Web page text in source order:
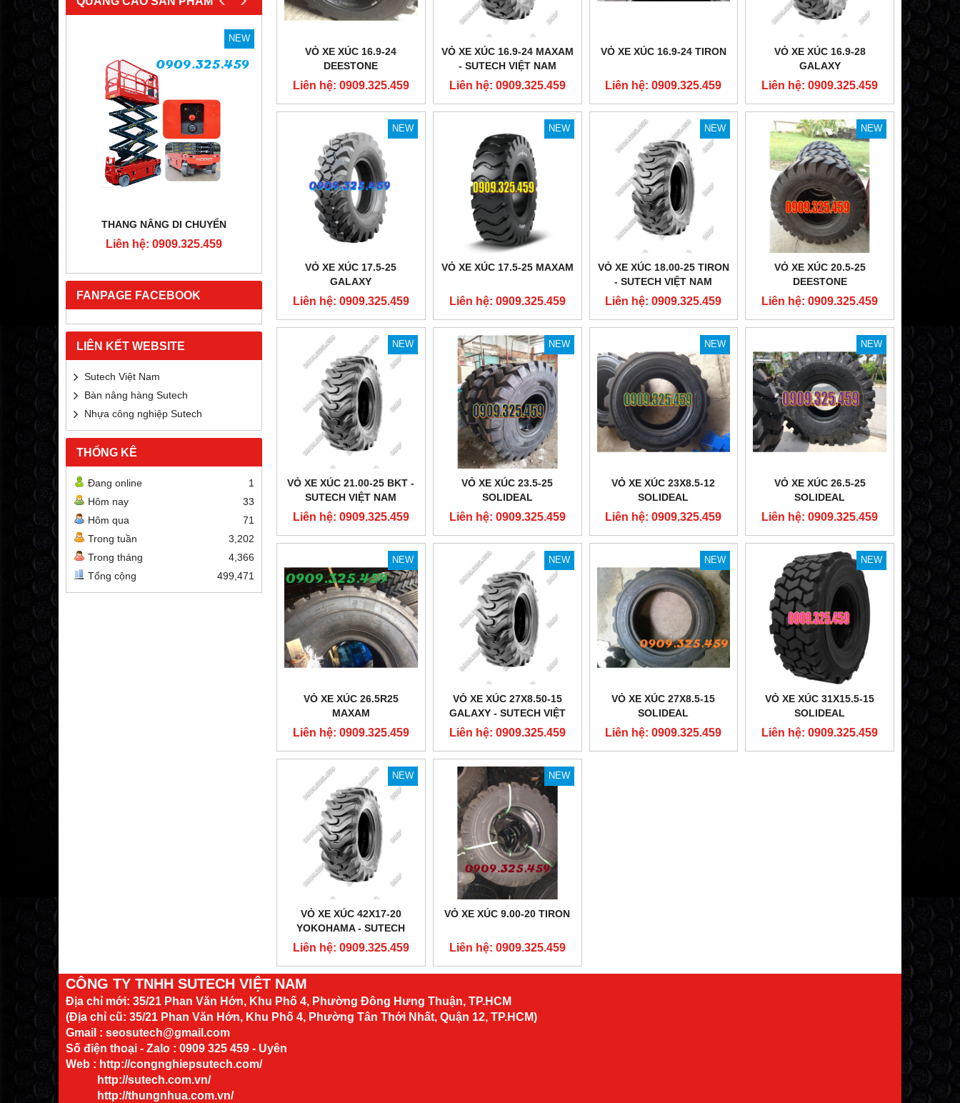
NEW
THANG NÂNG DI CHUYỂN
Liên hệ: 0909.325.459
THANG NÂNG ĐÔI
Liên hệ: 0909.325.459
THÙNG NHỰA NẸP GÓC CÓ VÁCH
NGĂN
THÙNG NHỰA NẸP GÓC, ĐÁY CỐ
ĐỊNH 580X580X300MM
VỎ ĐẶC XE NÂNG
FANPAGE FACEBOOK
LIÊN KẾT WEBSITE
Sutech Việt Nam
Bàn nâng hàng Sutech
Nhựa công nghiệp Sutech
THỐNG KÊ
Đang online
1
Hôm nay
33
Hôm qua
71
Trong tuần
3,202
Trong tháng
4,366
Tổng cộng
499,471
VỎ XE XÚC 16.9-24
DEESTONE
Liên hệ: 0909.325.459
VỎ XE XÚC 16.9-24 MAXAM
- SUTECH VIỆT NAM
Liên hệ: 0909.325.459
VỎ XE XÚC 16.9-24 TIRON
Liên hệ: 0909.325.459
VỎ XE XÚC 16.9-28
GALAXY
Liên hệ: 0909.325.459
NEW
VỎ XE XÚC 17.5-25
GALAXY
Liên hệ: 0909.325.459
NEW
VỎ XE XÚC 17.5-25 MAXAM
Liên hệ: 0909.325.459
NEW
VỎ XE XÚC 18.00-25 TIRON
- SUTECH VIỆT NAM
Liên hệ: 0909.325.459
NEW
VỎ XE XÚC 20.5-25
DEESTONE
Liên hệ: 0909.325.459
NEW
VỎ XE XÚC 21.00-25 BKT -
SUTECH VIỆT NAM
Liên hệ: 0909.325.459
NEW
VỎ XE XÚC 23.5-25
SOLIDEAL
Liên hệ: 0909.325.459
NEW
VỎ XE XÚC 23X8.5-12
SOLIDEAL
Liên hệ: 0909.325.459
NEW
VỎ XE XÚC 26.5-25
SOLIDEAL
Liên hệ: 0909.325.459
NEW
VỎ XE XÚC 26.5R25
MAXAM
Liên hệ: 0909.325.459
NEW
VỎ XE XÚC 27X8.50-15
GALAXY - SUTECH VIỆT
NAM
Liên hệ: 0909.325.459
NEW
VỎ XE XÚC 27X8.5-15
SOLIDEAL
Liên hệ: 0909.325.459
NEW
VỎ XE XÚC 31X15.5-15
SOLIDEAL
Liên hệ: 0909.325.459
NEW
VỎ XE XÚC 42X17-20
YOKOHAMA - SUTECH
VIỆT NAM
Liên hệ: 0909.325.459
NEW
VỎ XE XÚC 9.00-20 TIRON
Liên hệ: 0909.325.459
CÔNG TY TNHH SUTECH VIỆT NAM
Địa chỉ mới: 35/21 Phan Văn Hớn, Khu Phố 4, Phường Đông Hưng Thuận, TP.HCM
(Địa chỉ cũ: 35/21 Phan Văn Hớn, Khu Phố 4, Phường Tân Thới Nhất, Quận 12, TP.HCM)
Gmail : seosutech@gmail.com
Số điện thoại - Zalo : 0909 325 459 - Uyên
Web : http://congnghiepsutech.com/
http://sutech.com.vn/
http://thungnhua.com.vn/